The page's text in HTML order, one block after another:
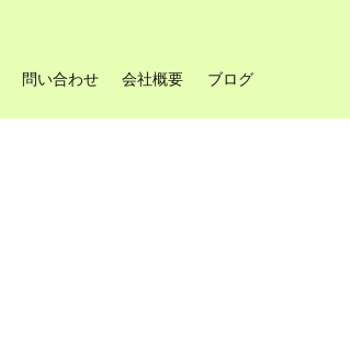
問い合わせ 会社概要 ブログ